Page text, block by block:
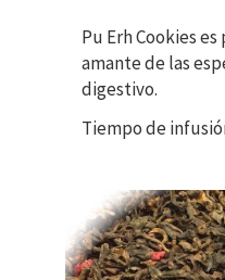
Pu Erh Cookies
amante de las
digestivo.
Tiempo de